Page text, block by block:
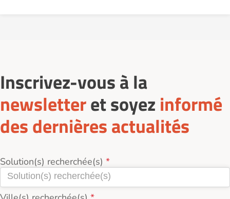
Inscrivez-vous à la
newsletteret soyez informé
des dernières actualités
Solution(s) recherchée(s)